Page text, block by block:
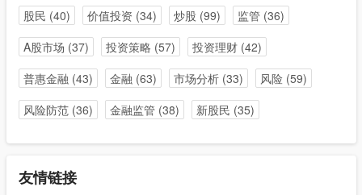
股民 (40) 价值投资 (34) 炒股 (99) 监管 (36)
A股市场 (37) 投资策略 (57) 投资理财(42)
普惠金融 (43) 金融 (63) 市场分析(33) 风险(59)
风险防范(36) 金融监管 (38) 新股民 (35)
友情链接